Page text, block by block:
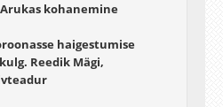
kohanemine
haigestumise
Reedik Mägi,